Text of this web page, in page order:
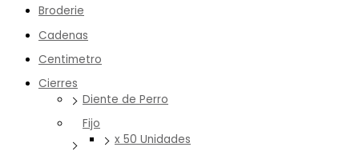
Broderie
Cadenas
Centimetro
Cierres
Diente de Perro
Fijo
x 50 Unidades